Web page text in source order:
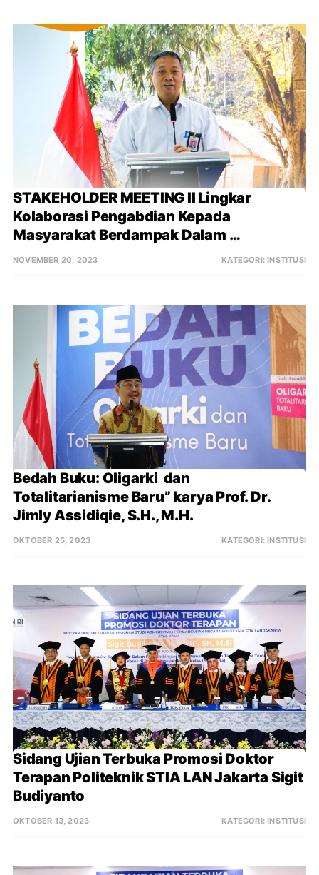
STAKEHOLDER MEETING II Lingkar
Kolaborasi Pengabdian Kepada
Masyarakat Berdampak Dalam
Mendukung Reformasi Birokrasi Tematik
NOVEMBER 20, 2023 KATEGORI:INSTITUSI
Bedah Buku: Oligarki  dan
Totalitarianisme Baru” karya Prof. Dr.
Jimly Assidiqie, S.H., M.H.
OKTOBER 25, 2023 KATEGORI:INSTITUSI
Sidang Ujian Terbuka Promosi Doktor
Terapan Politeknik STIA LAN Jakarta Sigit
Budiyanto
OKTOBER 13, 2023 KATEGORI:INSTITUSI